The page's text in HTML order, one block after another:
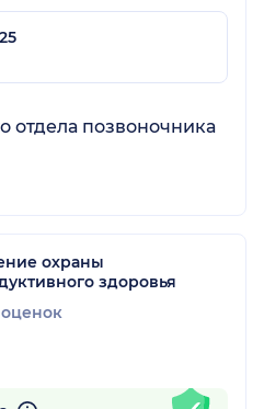
отдела позвоночника
охраны
здоровья